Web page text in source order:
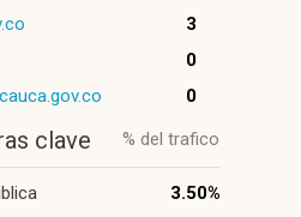
3
0
0
clave % del trafico
3.50%